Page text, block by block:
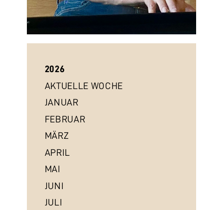
2026
AKTUELLE WOCHE
JANUAR
FEBRUAR
MÄRZ
APRIL
MAI
JUNI
JULI